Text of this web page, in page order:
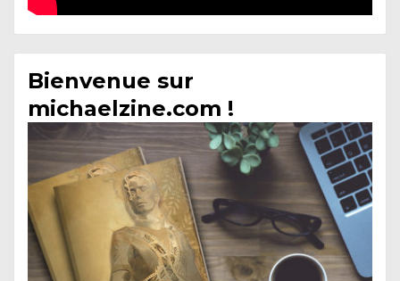
Bienvenue sur
michaelzine.com !